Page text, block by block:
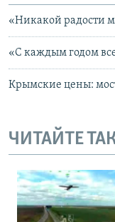
«Никакой радости
«С каждым годом
Крымские цены:
ЧИТАЙТЕ